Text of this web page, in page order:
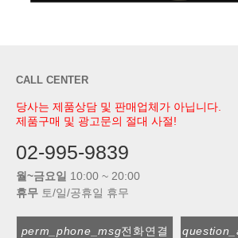
CALL CENTER
당사는 제품상담 및 판매업체가 아닙니다.
제품구매 및 광고문의 절대 사절!
02-995-9839
월~금요일 10:00 ~ 20:00
휴무 토/일/공휴일 휴무
perm_phone_msg전화연결